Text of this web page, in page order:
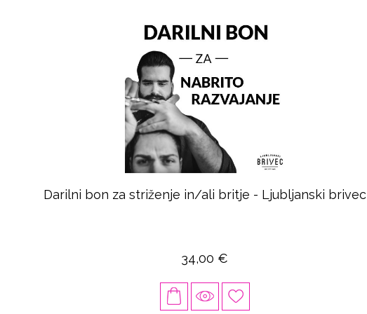
Darilni bon za striženje in/ali britje - Ljubljanski brivec
34,00 €